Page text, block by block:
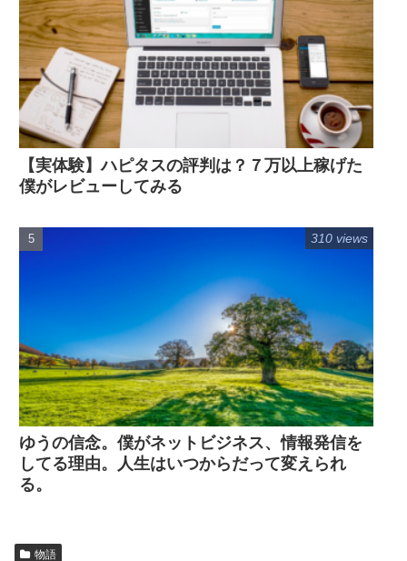
【実体験】ハピタスの評判は？７万以上稼げた
僕がレビューしてみる
ゆうの信念。僕がネットビジネス、情報発信を
してる理由。人生はいつからだって変えられ
る。
310 views
物語